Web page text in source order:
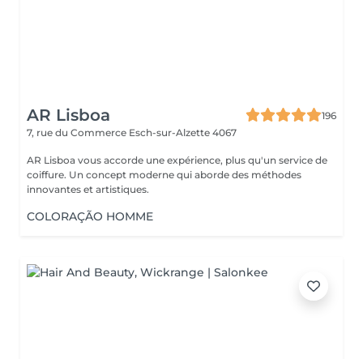
AR Lisboa
196
7, rue du Commerce Esch-sur-Alzette 4067
AR Lisboa vous accorde une expérience, plus qu'un service de
coiffure. Un concept moderne qui aborde des méthodes
innovantes et artistiques.
COLORAÇÃO HOMME